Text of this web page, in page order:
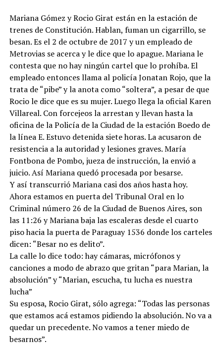
Mariana Gómez y Rocio Girat están en la estación de
trenes de Constitución. Hablan, fuman un cigarrillo, se
besan. Es el 2 de octubre de 2017 y un empleado de
Metrovias se acerca y le dice que lo apague. Mariana le
contesta que no hay ningún cartel que lo prohíba. El
empleado entonces llama al policía Jonatan Rojo, que la
trata de “pibe” y la anota como “soltera”, a pesar de que
Rocio le dice que es su mujer. Luego llega la oficial Karen
Villareal. Con forcejeos la arrestan y llevan hasta la
oficina de la Policía de la Ciudad de la estación Boedo de
la línea E. Estuvo detenida siete horas. La acusaron de
resistencia a la autoridad y lesiones graves. María
Fontbona de Pombo, jueza de instrucción, la envió a
juicio. Así Mariana quedó procesada por besarse.
Y así transcurrió Mariana casi dos años hasta hoy.
Ahora estamos en puerta del Tribunal Oral en lo
Criminal número 26 de la Ciudad de Buenos Aires, son
las 11:26 y Mariana baja las escaleras desde el cuarto
piso hacia la puerta de Paraguay 1536 donde los carteles
dicen: “Besar no es delito”.
La calle lo dice todo: hay cámaras, micrófonos y
canciones a modo de abrazo que gritan “para Marian, la
absolución” y “Marian, escucha, tu lucha es nuestra
lucha”
Su esposa, Rocio Girat, sólo agrega: “Todas las personas
que estamos acá estamos pidiendo la absolución. No va a
quedar un precedente. No vamos a tener miedo de
besarnos”.